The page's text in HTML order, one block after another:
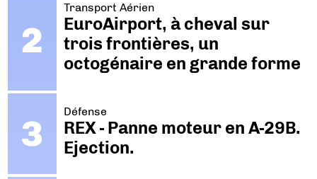
Transport Aérien
EuroAirport, à cheval sur
trois frontières, un
octogénaire en grande forme
Défense
REX - Panne moteur en A-29B.
Ejection.